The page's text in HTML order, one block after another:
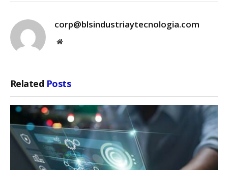
corp@blsindustriaytecnologia.com
Website
Related Posts